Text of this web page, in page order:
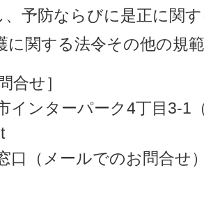
、予防ならびに是正に関
に関する法令その他の規
合せ］
インターパーク4丁目3-1
口（メールでのお問合せ